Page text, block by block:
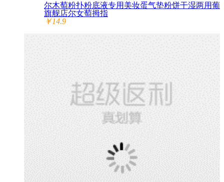
尔木萄粉扑粉底液专用美妆蛋气垫粉饼干湿两用葡
旗舰店尔女萄拇指
￥14.9